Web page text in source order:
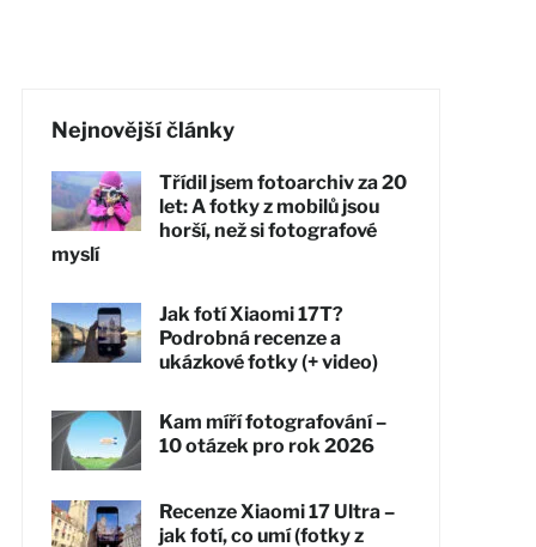
Nejnovější články
Třídil jsem fotoarchiv za 20
let: A fotky z mobilů jsou
horší, než si fotografové
myslí
Jak fotí Xiaomi 17T?
Podrobná recenze a
ukázkové fotky (+ video)
Kam míří fotografování –
10 otázek pro rok 2026
Recenze Xiaomi 17 Ultra –
jak fotí, co umí (fotky z